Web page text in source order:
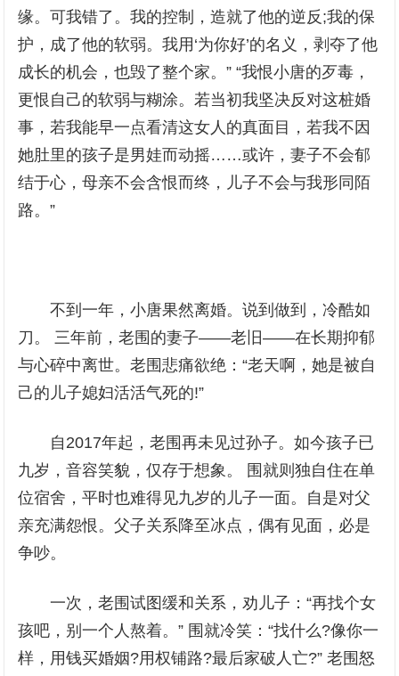
缘。可我错了。我的控制，造就了他的逆反;我的保
护，成了他的软弱。我用‘为你好’的名义，剥夺了他
成长的机会，也毁了整个家。” “我恨小唐的歹毒，
更恨自己的软弱与糊涂。若当初我坚决反对这桩婚
事，若我能早一点看清这女人的真面目，若我不因
她肚里的孩子是男娃而动摇……或许，妻子不会郁
结于心，母亲不会含恨而终，儿子不会与我形同陌
路。”
不到一年，小唐果然离婚。说到做到，冷酷如
刀。 三年前，老围的妻子——老旧——在长期抑郁
与心碎中离世。老围悲痛欲绝：“老天啊，她是被自
己的儿子媳妇活活气死的!”
自2017年起，老围再未见过孙子。如今孩子已
九岁，音容笑貌，仅存于想象。 围就则独自住在单
位宿舍，平时也难得见九岁的儿子一面。自是对父
亲充满怨恨。父子关系降至冰点，偶有见面，必是
争吵。
一次，老围试图缓和关系，劝儿子：“再找个女
孩吧，别一个人熬着。” 围就冷笑：“找什么?像你一
样，用钱买婚姻?用权铺路?最后家破人亡?” 老围怒